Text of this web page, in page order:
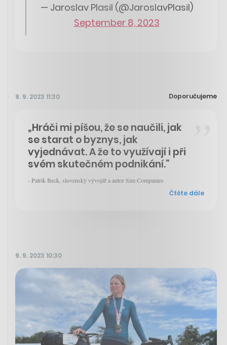
— Jaroslav Plasil (@JaroslavPlasil)
September 8, 2023
9. 9. 2023 11:30 Doporučujeme
„Hráči mi píšou, že se naučili, jak
se starat o byznys, jak
vyjednávat. A že to využívají i při
svém skutečném podnikání.“
- Patrik Beck, slovenský vývojář a autor Sim Companies
Čtěte dále
9. 9. 2023 10:30